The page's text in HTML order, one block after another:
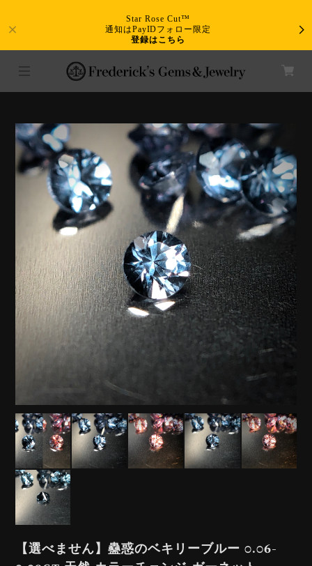
Star Rose Cut™
通知はPayIDフォロー限定
登録はこちら
【選べません】蠱惑のベキリーブルー 0.06-